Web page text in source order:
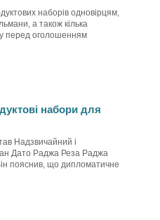
наборів одновірцям,
а також кілька
перед оголошенням
набори для
Надзвичайний і
Дато Раджа Реза Раджа
пояснив, що дипломатичне